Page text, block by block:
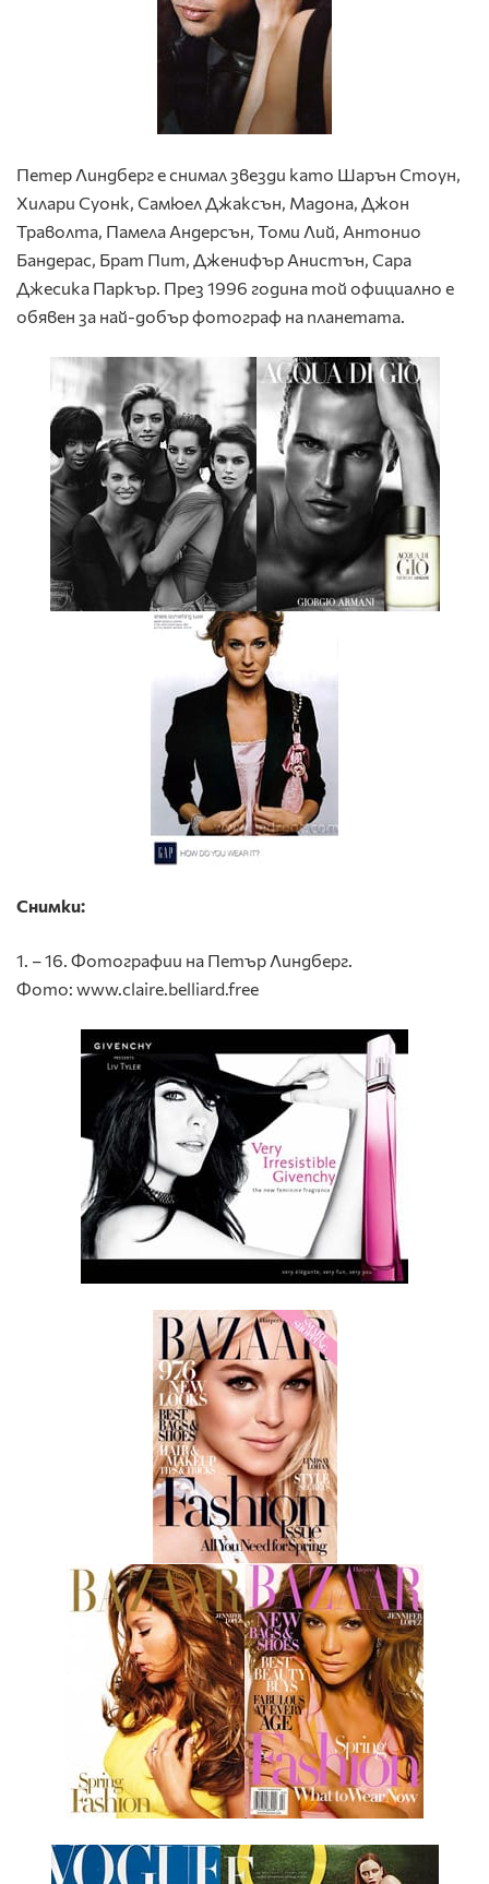
Петер Линдберг е снимал звезди като Шарън Стоун,
Хилари Суонк, Самюел Джаксън, Мадона, Джон
Траволта, Памела Андерсън, Томи Лий, Антонио
Бандерас, Брат Пит, Дженифър Анистън, Сара
Джесика Паркър. През 1996 година той официално е
обявен за най-добър фотограф на планетата.
Снимки:
1. – 16. Фотографии на Петър Линдберг.
Фото: www.claire.belliard.free